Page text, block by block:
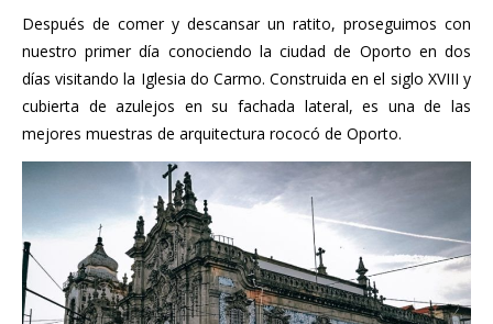
Después de comer y descansar un ratito, proseguimos con
nuestro primer día conociendo la ciudad de Oporto en dos
días visitando la Iglesia do Carmo. Construida en el siglo XVIII y
cubierta de azulejos en su fachada lateral, es una de las
mejores muestras de arquitectura rococó de Oporto.